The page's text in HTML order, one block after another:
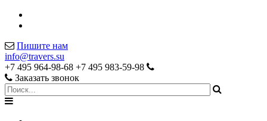
Пишите нам
info@travers.su
+7 495 964-98-68 +7 495 983-59-98
Заказать звонок